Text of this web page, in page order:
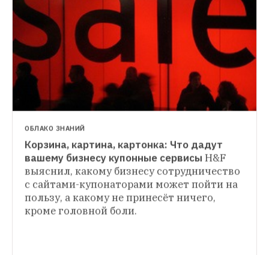
НОВОСТИ
Бывший гендиректор Groupon выпустит
альбом с мотивирующей музыкой
Многие
до сих пор не верят, что это не шутка
Culinary Misfits заработает на овощах
непрезентабельного вида
Проект Culinary
Misfits предполагает продажи
исключительно некрасивых плодов
ОБЛАКО ЗНАНИЙ
Корзина, картина, картонка: Что дадут
вашему бизнесу купонные сервисы H&F
выяснил, какому бизнесу сотрудничество
с сайтами-купонаторами может пойти на
пользу, а какому не принесёт ничего,
кроме головной боли.